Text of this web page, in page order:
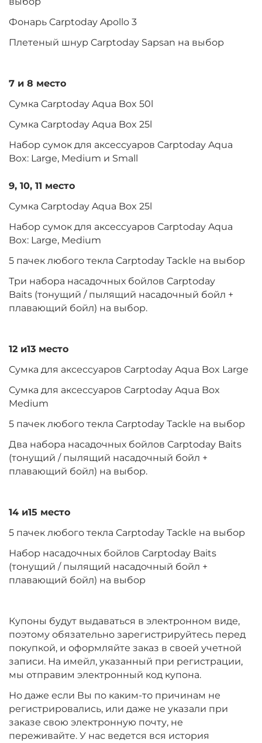
Фонарь Carptoday Apollo 3
Плетеный шнур Carptoday Sapsan на выбор
7 и 8 место
Сумка Carptoday Aqua Box 50l
Сумка Carptoday Aqua Box 25l
Набор сумок для аксессуаров Carptoday Aqua
Box: Large, Medium и Small
9, 10, 11 место
Сумка Carptoday Aqua Box 25l
Набор сумок для аксессуаров Carptoday Aqua
Box: Large, Medium
5 пачек любого текла Carptoday Tackle на выбор
Три набора насадочных бойлов Carptoday
Baits (тонущий / пылящий насадочный бойл +
плавающий бойл) на выбор.
12 и13 место
Сумка для аксессуаров Carptoday Aqua Box Large
Сумка для аксессуаров Carptoday Aqua Box
Medium
5 пачек любого текла Carptoday Tackle на выбор
Два набора насадочных бойлов Carptoday Baits
(тонущий / пылящий насадочный бойл +
плавающий бойл) на выбор.
14 и15 место
5 пачек любого текла Carptoday Tackle на выбор
Набор насадочных бойлов Carptoday Baits
(тонущий / пылящий насадочный бойл +
плавающий бойл) на выбор
Купоны будут выдаваться в электронном виде,
поэтому обязательно зарегистрируйтесь перед
покупкой, и оформляйте заказ в своей учетной
записи. На имейл, указанный при регистрации,
мы отправим электронный код купона.
Но даже если Вы по каким-то причинам не
регистрировались, или даже не указали при
заказе свою электронную почту, не
переживайте. У нас ведется вся история